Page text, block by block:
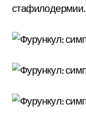
стафилодермии.